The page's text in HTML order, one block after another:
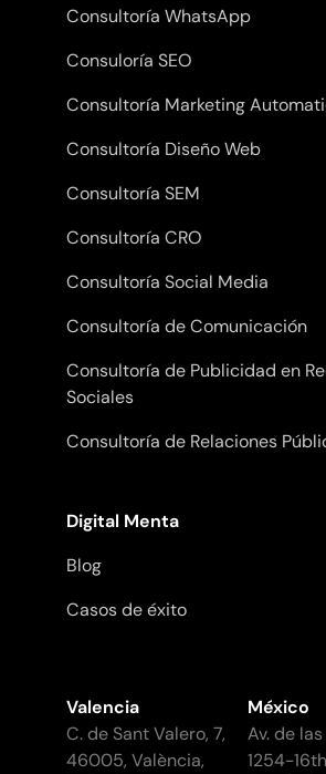
Consultoría WhatsApp
Consuloría SEO
Consultoría Marketing
Consultoría Diseño Web
Consultoría SEM
Consultoría CRO
Consultoría Social Media
Consultoría de Comunicación
Consultoría de Publicidad en
Sociales
Consultoría de Relaciones
Digital Menta
Blog
Casos de éxito
Valencia
C. de Sant Valero, 7,
46005, València,
México
Av. de
1254-